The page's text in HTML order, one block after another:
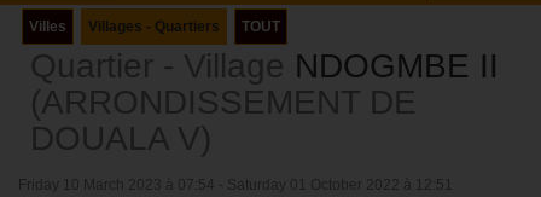
Villes Villages - Quartiers TOUT
Quartier - Village NDOGMBE II
(ARRONDISSEMENT DE
DOUALA V)
Friday 10 March 2023 à 07:54 - Saturday 01 October 2022 à 12:51